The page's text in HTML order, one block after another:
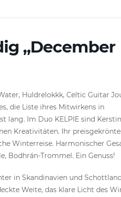
„December
Huldrelokkk, Celtic Guitar
die Liste ihres Mitwirkens in
lang. Im Duo KELPIE sind
Kreativitäten. Ihr
Winterreise. Harmonischer
Bodhrán-Trommel. Ein Genuss!
in Skandinavien und
Weite, das klare Licht des